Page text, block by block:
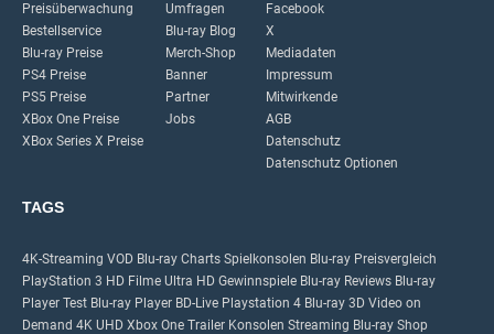
Preisüberwachung
Bestellservice
Blu-ray Preise
PS4 Preise
PS5 Preise
XBox One Preise
XBox Series X Preise
Umfragen
Blu-ray Blog
Merch-Shop
Banner
Partner
Jobs
Facebook
X
Mediadaten
Impressum
Mitwirkende
AGB
Datenschutz
Datenschutz Optionen
TAGS
4K-Streaming VOD Blu-ray Charts Spielkonsolen Blu-ray Preisvergleich
PlayStation 3 HD Filme Ultra HD Gewinnspiele Blu-ray Reviews Blu-ray
Player Test Blu-ray Player BD-Live Playstation 4 Blu-ray 3D Video on
Demand 4K UHD Xbox One Trailer Konsolen Streaming Blu-ray Shop